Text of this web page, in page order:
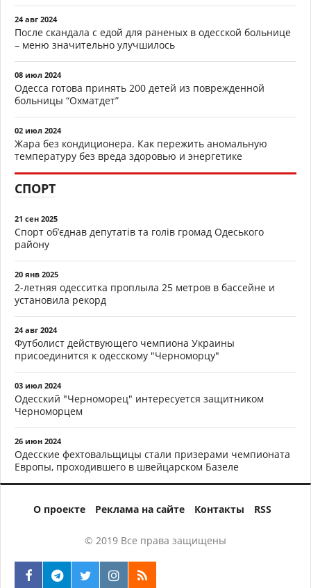
24 авг 2024
После скандала с едой для раненых в одесской больнице
– меню значительно улучшилось
08 июл 2024
Одесса готова принять 200 детей из поврежденной
больницы “Охматдет”
02 июл 2024
Жара без кондиционера. Как пережить аномальную
температуру без вреда здоровью и энергетике
СПОРТ
21 сен 2025
Спорт об’єднав депутатів та голів громад Одеського
району
20 янв 2025
2-летняя одесситка проплыла 25 метров в бассейне и
установила рекорд
24 авг 2024
Футболист действующего чемпиона Украины
присоединится к одесскому "Черноморцу"
03 июл 2024
Одесский "Черноморец" интересуется защитником
Черноморцем
26 июн 2024
Одесские фехтовальщицы стали призерами чемпионата
Европы, проходившего в швейцарском Базеле
О проекте Реклама на сайте Контакты RSS
© 2019 Все права защищены